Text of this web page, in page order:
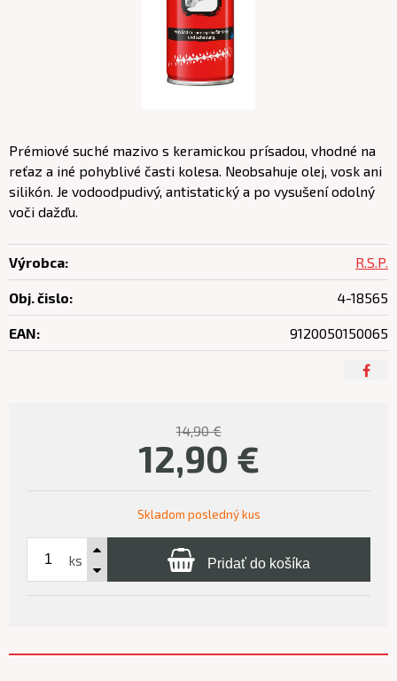
14,90 €
12,90 €
Skladom posledný kus
ks Pridať do košíka
Prémiové suché mazivo s keramickou prísadou, vhodné na
reťaz a iné pohyblivé časti kolesa. Neobsahuje olej, vosk ani
silikón. Je vodoodpudivý, antistatický a po vysušení odolný
voči dažďu.
Výrobca: R.S.P.
Obj. čislo: 4-18565
EAN: 9120050150065